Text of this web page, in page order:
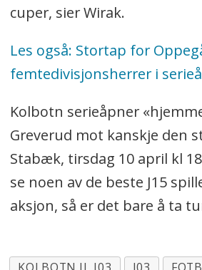
cuper, sier Wirak.
Les også: Stortap for
femtedivisjonsherrer i
Kolbotn serieåpner
Greverud mot kanskje den
Stabæk, tirsdag 10 april kl
se noen av de beste J15
aksjon, så er det bare å ta